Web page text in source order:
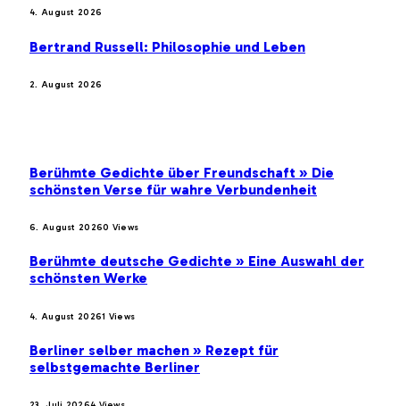
4. August 2026
Bertrand Russell: Philosophie und Leben
2. August 2026
Berühmte Gedichte über Freundschaft » Die
schönsten Verse für wahre Verbundenheit
6. August 20260 Views
Berühmte deutsche Gedichte » Eine Auswahl der
schönsten Werke
4. August 20261 Views
Berliner selber machen » Rezept für
selbstgemachte Berliner